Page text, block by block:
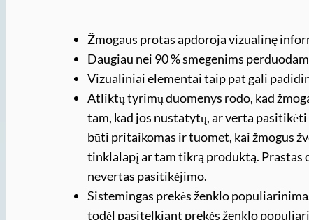
Žmogaus protas apdoroja vizualinę
Daugiau nei 90 % smegenims
Vizualiniai elementai taip pat gali
Atliktų tyrimų duomenys rodo, kad
tam, kad jos nustatytų, ar verta
būti pritaikomas ir tuomet, kai žmogus
tinklalapį ar tam tikrą produktą.
nevertas pasitikėjimo.
Sistemingas prekės ženklo
todėl pasitelkiant prekės ženklo